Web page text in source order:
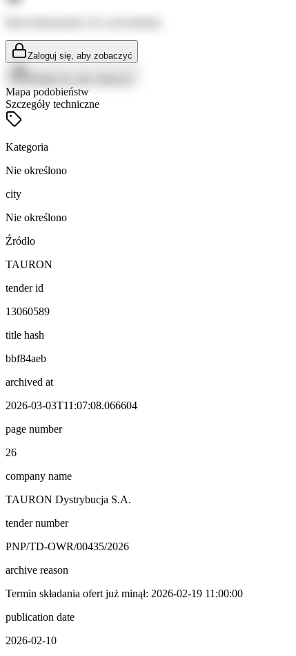
Zaloguj się, aby zobaczyć
Mapa podobieństw
Szczegóły techniczne
Kategoria
Nie określono
city
Nie określono
Źródło
TAURON
tender id
13060589
title hash
bbf84aeb
archived at
2026-03-03T11:07:08.066604
page number
26
company name
TAURON Dystrybucja S.A.
tender number
PNP/TD-OWR/00435/2026
archive reason
Termin składania ofert już minął: 2026-02-19 11:00:00
publication date
2026-02-10